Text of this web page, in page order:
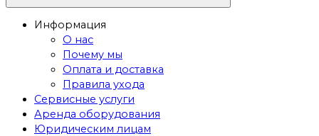
Информация
О нас
Почему мы
Оплата и доставка
Правила ухода
Сервисные услуги
Аренда оборудования
Юридическим лицам